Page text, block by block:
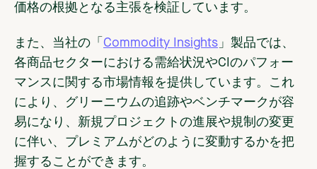
価格の根拠となる主張を検証しています。
また、当社の「 Commodity Insights 」製品では、
各商品セクターにおける需給状況やCIのパフォー
マンスに関する市場情報を提供しています。これ
により、グリーニウムの追跡やベンチマークが容
易になり、新規プロジェクトの進展や規制の変更
に伴い、プレミアムがどのように変動するかを把
握することができます。